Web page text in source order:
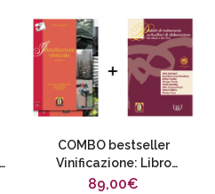
COMBO bestseller
Vinificazione: Libro
Installazioni vinicole vol 1 & 2
89,00€